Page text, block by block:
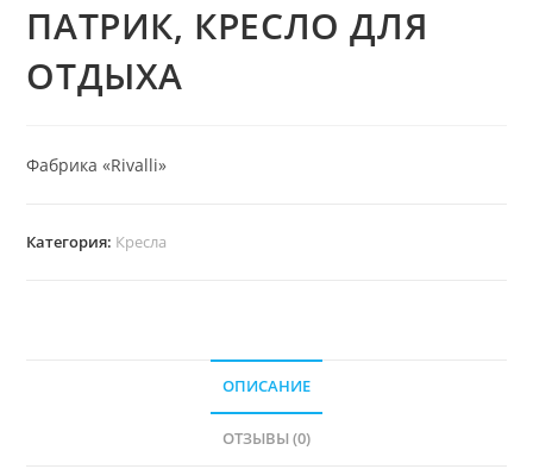
ПАТРИК, КРЕСЛО ДЛЯ
ОТДЫХА
Фабрика «Rivalli»
Категория: Кресла
ОПИСАНИЕ
ОТЗЫВЫ (0)